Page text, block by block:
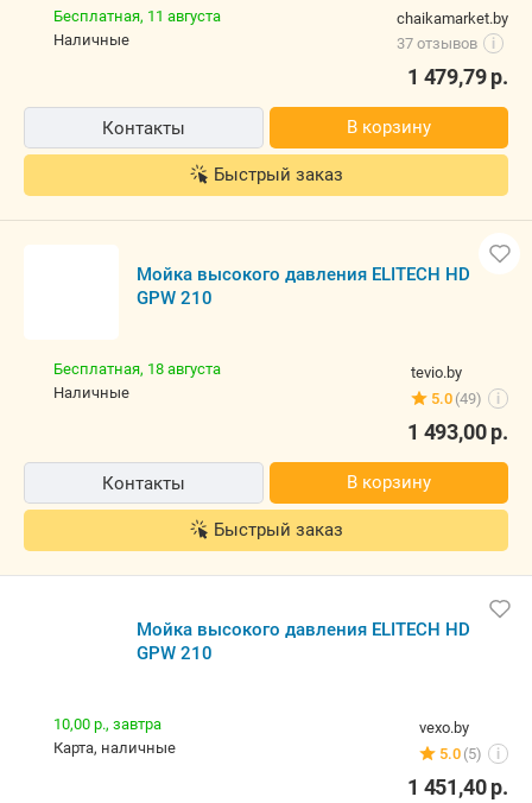
chaikamarket.by
37 отзывов
i
Бесплатная, 11 августа
наличные
1 479,79р.
Контакты В корзину
Быстрый заказ
Мойка высокого давления ELITECH HD
GPW 210
tevio.by
5.0 (49) i
Бесплатная, 18 августа
наличные
1 493,00р.
Контакты В корзину
Быстрый заказ
Мойка высокого давления ELITECH HD
GPW 210
vexo.by
5.0 (5) i
10,00 р., завтра
карта, наличные
1 451,40р.